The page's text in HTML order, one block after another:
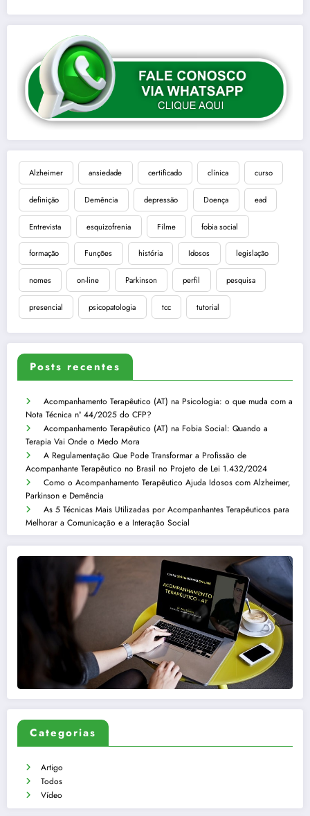
Alzheimer ansiedade certificado clínica curso
definição Demência depressão Doença ead
Entrevista esquizofrenia Filme fobia social
formação Funções história Idosos legislação
nomes on-line Parkinson perfil pesquisa
presencial psicopatologia tcc tutorial
Posts recentes
Acompanhamento Terapêutico (AT) na Psicologia: o que muda com a
Nota Técnica nº 44/2025 do CFP?
Acompanhamento Terapêutico (AT) na Fobia Social: Quando a
Terapia Vai Onde o Medo Mora
A Regulamentação Que Pode Transformar a Profissão de
Acompanhante Terapêutico no Brasil no Projeto de Lei 1.432/2024
Como o Acompanhamento Terapêutico Ajuda Idosos com Alzheimer,
Parkinson e Demência
As 5 Técnicas Mais Utilizadas por Acompanhantes Terapêuticos para
Melhorar a Comunicação e a Interação Social
Categorias
Artigo
Todos
Vídeo